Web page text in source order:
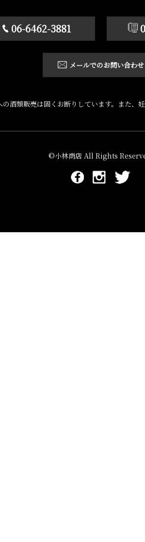
06-6462-3881
メールでのお問い合わせ
酒類販売は固くお断りしています。また、
©小林商店 All Rights